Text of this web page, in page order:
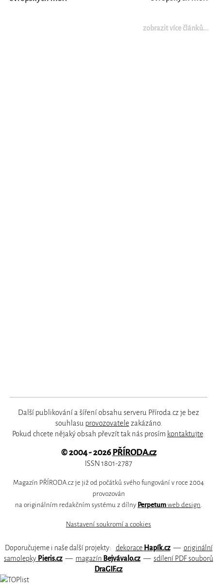
zobrazit více článků...
Další publikování a šíření obsahu serveru Příroda.cz je bez
souhlasu provozovatele zakázáno.
Pokud chcete nějaký obsah převzít tak nás prosím kontaktujte.
© 2004 - 2026PŘÍRODA.cz
ISSN 1801-2787
Magazín PŘÍRODA.cz je již od počátků svého fungování v roce 2004
provozován
na originálním redakčním systému z dílny Perpetum web design.
Nastavení soukromí a cookies
Doporučujeme i naše další projekty: dekorace Hapík.cz— originální
samolepky Pieris.cz — magazín Bejvávalo.cz — sdílení PDF souborů
DraGIF.cz